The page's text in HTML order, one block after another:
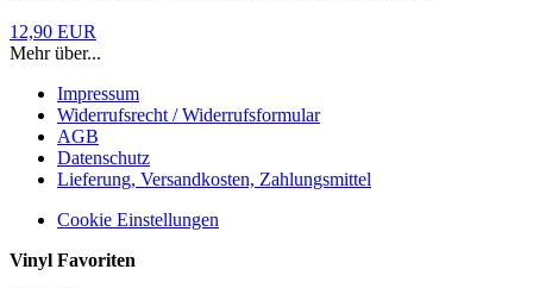
12,90 EUR
Mehr über...
Impressum
Widerrufsrecht / Widerrufsformular
AGB
Datenschutz
Lieferung, Versandkosten, Zahlungsmittel
Cookie Einstellungen
Vinyl Favoriten